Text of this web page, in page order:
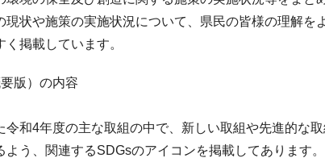
現状や施策の実施状況について、県民の皆様の理解
掲載しています。
版）の内容
令和4年度の主な取組の中で、新しい取組や先進的な
よう、関連するSDGsのアイコンを掲載してあります。